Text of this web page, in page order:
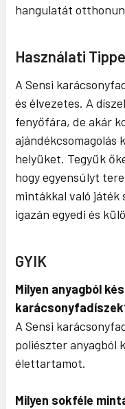
hangulatát
Használati
A Sensi
és élvezetes. A
fenyőfára, de akár
ajándékcsomagolás
helyüket. Tegyük
hogy egyensúlyt
mintákkal való játék
igazán egyedi és
GYIK
Milyen anyagból
A Sensi
poliészter anyagból
élettartamot.
Milyen sokféle